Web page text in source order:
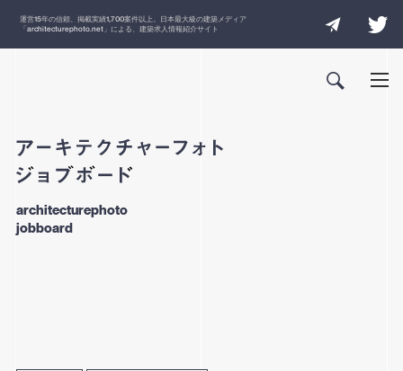
運営15年の信頼、掲載実績1,700案件以上。日本最大級の建築メディア
「architecturephoto.net 」による、建築求人情報紹介サイト
architecturephoto
jobboard